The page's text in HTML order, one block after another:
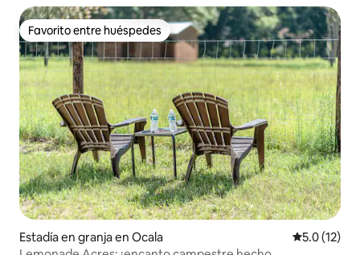
Favorito entre huéspedes
Favorito entre huéspedes
Estadía en granja en Ocala Calificación
5.0 (12)